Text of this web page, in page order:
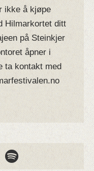
ikke å kjøpe
Hilmarkortet ditt
på Steinkjer
åpner i
ta kontakt med